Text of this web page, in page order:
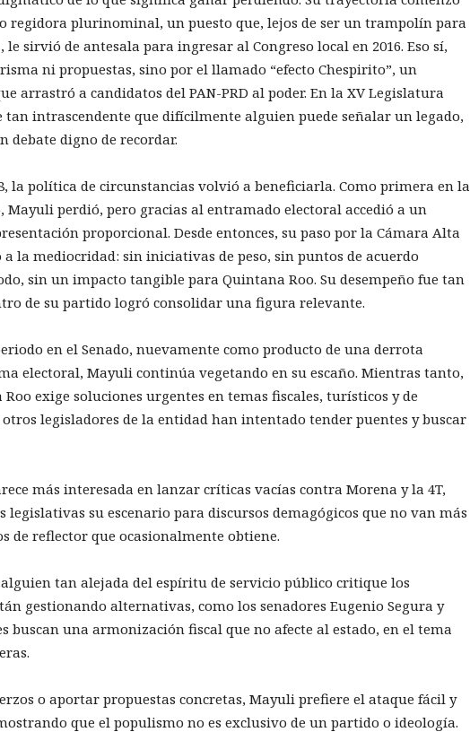
regidora plurinominal, un puesto que, lejos de ser un trampolín para
sirvió de antesala para ingresar al Congreso local en 2016. Eso sí,
ni propuestas, sino por el llamado “efecto Chespirito”, un
arrastró a candidatos del PAN-PRD al poder. En la XV Legislatura
tan intrascendente que difícilmente alguien puede señalar un legado,
debate digno de recordar.
la política de circunstancias volvió a beneficiarla. Como primera en la
Mayuli perdió, pero gracias al entramado electoral accedió a un
proporcional. Desde entonces, su paso por la Cámara Alta
la mediocridad: sin iniciativas de peso, sin puntos de acuerdo
sin un impacto tangible para Quintana Roo. Su desempeño fue tan
de su partido logró consolidar una figura relevante.
en el Senado, nuevamente como producto de una derrota
electoral, Mayuli continúa vegetando en su escaño. Mientras tanto,
exige soluciones urgentes en temas fiscales, turísticos y de
legisladores de la entidad han intentado tender puentes y buscar
más interesada en lanzar críticas vacías contra Morena y la 4T,
legislativas su escenario para discursos demagógicos que no van más
de reflector que ocasionalmente obtiene.
tan alejada del espíritu de servicio público critique los
gestionando alternativas, como los senadores Eugenio Segura y
buscan una armonización fiscal que no afecte al estado, en el tema
o aportar propuestas concretas, Mayuli prefiere el ataque fácil y
que el populismo no es exclusivo de un partido o ideología.